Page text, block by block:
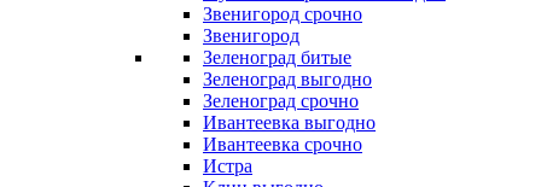
Звенигород срочно
Звенигород
Зеленоград битые
Зеленоград выгодно
Зеленоград срочно
Ивантеевка выгодно
Ивантеевка срочно
Истра